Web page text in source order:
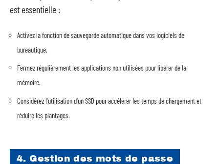
est essentielle :
Activez la fonction de sauvegarde automatique dans vos logiciels de
bureautique.
Fermez régulièrement les applications non utilisées pour libérer de la
mémoire.
Considérez l’utilisation d’un SSD pour accélérer les temps de chargement et
réduire les plantages.
4. Gestion des mots de passe